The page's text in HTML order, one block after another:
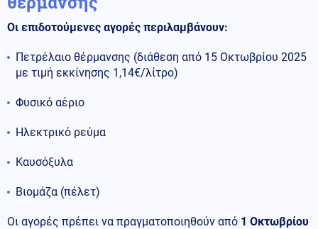
Οι επιδοτούμενες αγορές περιλαμβάνουν:
Πετρέλαιο θέρμανσης (διάθεση από 15 Οκτωβρίου 2025
με τιμή εκκίνησης 1,14€/λίτρο)
Φυσικό αέριο
Ηλεκτρικό ρεύμα
Καυσόξυλα
Βιομάζα (πέλετ)
Οι αγορές πρέπει να πραγματοποιηθούν από 1 Οκτωβρίου